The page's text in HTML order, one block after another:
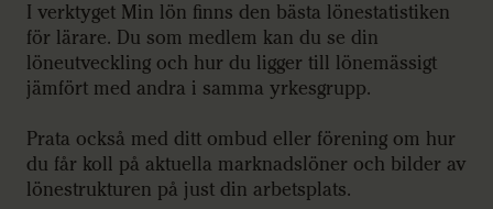
I verktyget Min lön finns den bästa lönestatistiken
för lärare. Du som medlem kan du se din
löneutveckling och hur du ligger till lönemässigt
jämfört med andra i samma yrkesgrupp.
Prata också med ditt ombud eller förening om hur
du får koll på aktuella marknadslöner och bilder av
lönestrukturen på just din arbetsplats.